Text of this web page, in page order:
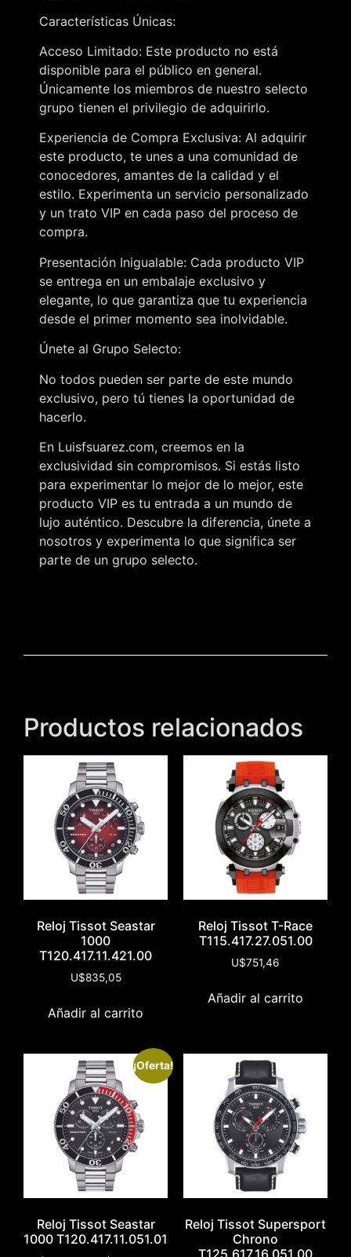
Características Únicas:
Acceso Limitado: Este producto no está
disponible para el público en general.
Únicamente los miembros de nuestro selecto
grupo tienen el privilegio de adquirirlo.
Experiencia de Compra Exclusiva: Al adquirir
este producto, te unes a una comunidad de
conocedores, amantes de la calidad y el
estilo. Experimenta un servicio personalizado
y un trato VIP en cada paso del proceso de
compra.
Presentación Inigualable: Cada producto VIP
se entrega en un embalaje exclusivo y
elegante, lo que garantiza que tu experiencia
desde el primer momento sea inolvidable.
Únete al Grupo Selecto:
No todos pueden ser parte de este mundo
exclusivo, pero tú tienes la oportunidad de
hacerlo.
En Luisfsuarez.com, creemos en la
exclusividad sin compromisos. Si estás listo
para experimentar lo mejor de lo mejor, este
producto VIP es tu entrada a un mundo de
lujo auténtico. Descubre la diferencia, únete a
nosotros y experimenta lo que significa ser
parte de un grupo selecto.
Productos relacionados
Reloj Tissot Seastar
1000
T120.417.11.421.00
U$835,05
Añadir al carrito
Reloj Tissot T-Race
T115.417.27.051.00
U$751,46
Añadir al carrito
¡Oferta!
Reloj Tissot Seastar
1000 T120.417.11.051.01
Reloj Tissot Supersport
Chrono